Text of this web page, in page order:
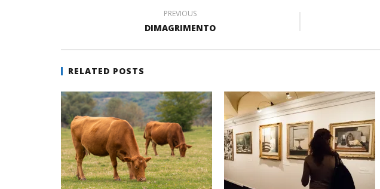
PREVIOUS
DIMAGRIMENTO
RELATED POSTS